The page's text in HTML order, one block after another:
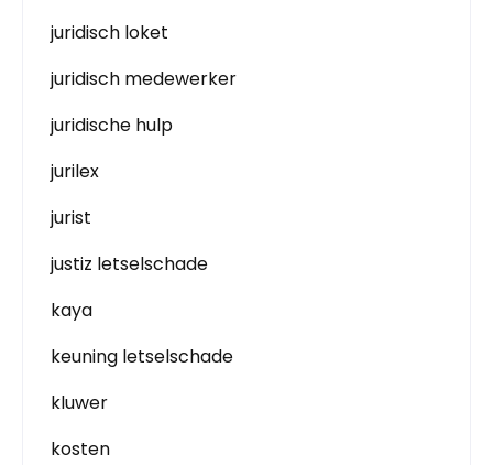
juridisch loket
juridisch medewerker
juridische hulp
jurilex
jurist
justiz letselschade
kaya
keuning letselschade
kluwer
kosten